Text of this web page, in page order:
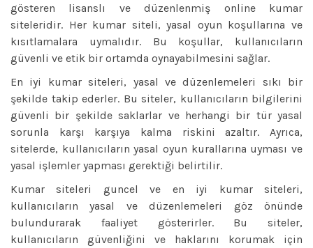
gösteren lisanslı ve düzenlenmiş online kumar
siteleridir. Her kumar siteli, yasal oyun koşullarına ve
kısıtlamalara uymalıdır. Bu koşullar, kullanıcıların
güvenli ve etik bir ortamda oynayabilmesini sağlar.
En iyi kumar siteleri, yasal ve düzenlemeleri sıkı bir
şekilde takip ederler. Bu siteler, kullanıcıların bilgilerini
güvenli bir şekilde saklarlar ve herhangi bir tür yasal
sorunla karşı karşıya kalma riskini azaltır. Ayrıca,
sitelerde, kullanıcıların yasal oyun kurallarına uyması ve
yasal işlemler yapması gerektiği belirtilir.
Kumar siteleri guncel ve en iyi kumar siteleri,
kullanıcıların yasal ve düzenlemeleri göz önünde
bulundurarak faaliyet gösterirler. Bu siteler,
kullanıcıların güvenliğini ve haklarını korumak için